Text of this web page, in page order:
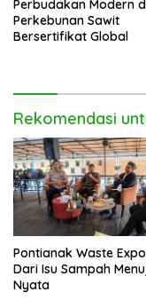
Perbudakan Modern
Perkebunan Sawit
Bersertifikat Global
Rekomendasi
Pontianak Waste
Dari Isu Sampah
Nyata